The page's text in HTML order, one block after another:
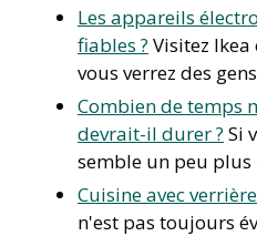
Les appareils
fiables ? Visitez
vous verrez des
Combien de temps
devrait-il durer ? Si
semble un peu
Cuisine avec verrière
n'est pas toujours